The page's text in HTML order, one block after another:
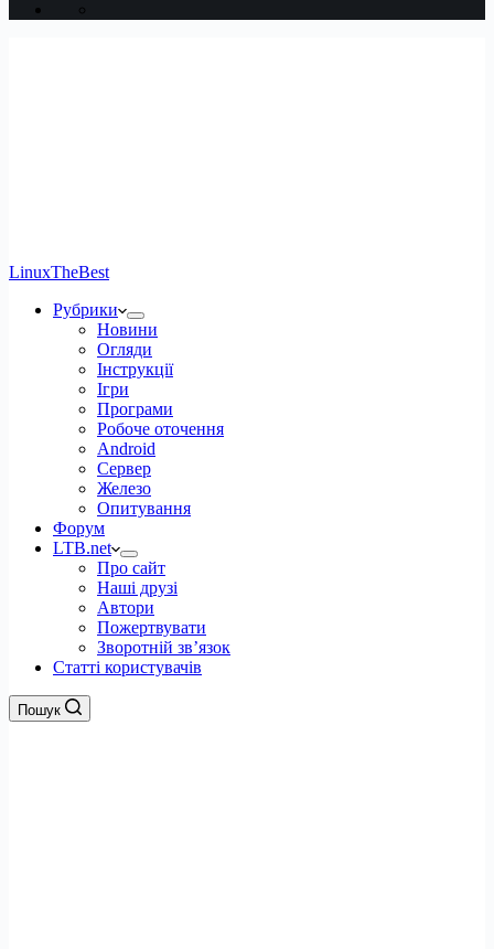
LinuxTheBest
Рубрики
Новини
Огляди
Інструкції
Ігри
Програми
Робоче оточення
Android
Сервер
Железо
Опитування
Форум
LTB.net
Про сайт
Наші друзі
Автори
Пожертвувати
Зворотній зв’язок
Статті користувачів
Пошук